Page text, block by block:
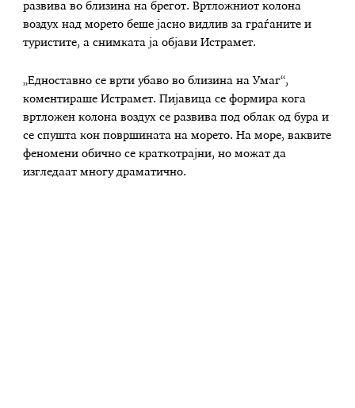
развива во близина на брегот. Вртложниот колона
воздух над морето беше јасно видлив за граѓаните и
туристите, а снимката ја објави Истрамет.
„Едноставно се врти убаво во близина на Умаг“,
коментираше Истрамет. Пијавица се формира кога
вртложен колона воздух се развива под облак од бура и
се спушта кон површината на морето. На море, ваквите
феномени обично се краткотрајни, но можат да
изгледаат многу драматично.